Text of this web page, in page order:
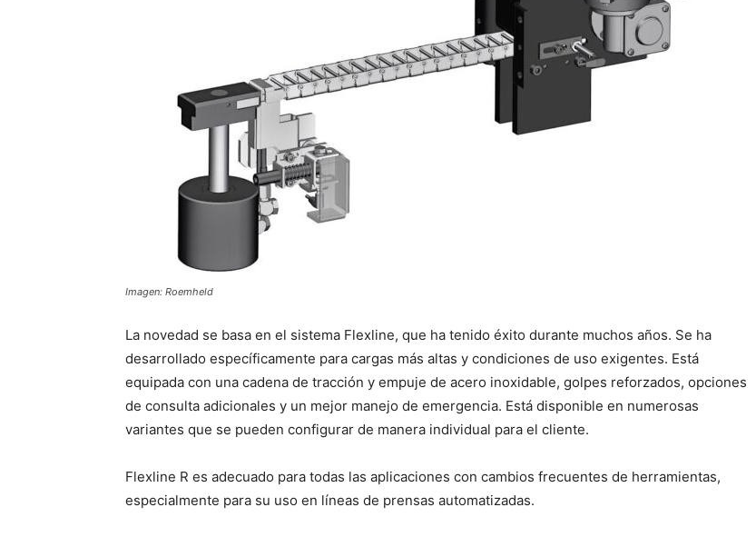
Imagen: Roemheld
La novedad se basa en el sistema Flexline, que ha tenido éxito durante muchos años. Se ha
desarrollado específicamente para cargas más altas y condiciones de uso exigentes. Está
equipada con una cadena de tracción y empuje de acero inoxidable, golpes reforzados, opciones
de consulta adicionales y un mejor manejo de emergencia. Está disponible en numerosas
variantes que se pueden configurar de manera individual para el cliente.
Flexline R es adecuado para todas las aplicaciones con cambios frecuentes de herramientas,
especialmente para su uso en líneas de prensas automatizadas.